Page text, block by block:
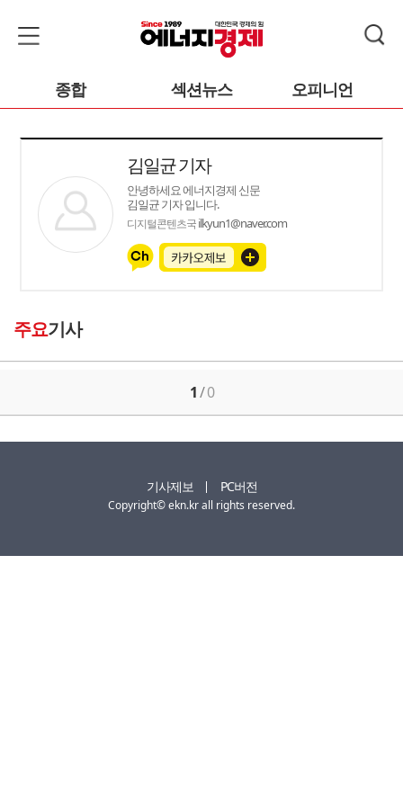
종합 섹션뉴스 오피니언
김일균 기자
안녕하세요 에너지경제 신문
김일균 기자 입니다.
디지털콘텐츠국ilkyun1@naver.com
주요기사
1/0
기사제보 PC버전
Copyright© ekn.kr all rights reserved.